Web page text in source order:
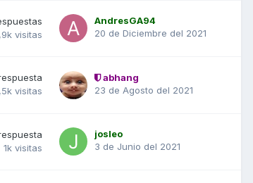
visitas
AndresGA94
20 de Diciembre del 2021
visitas
abhang
23 de Agosto del 2021
1k visitas
josleo
3 de Junio del 2021